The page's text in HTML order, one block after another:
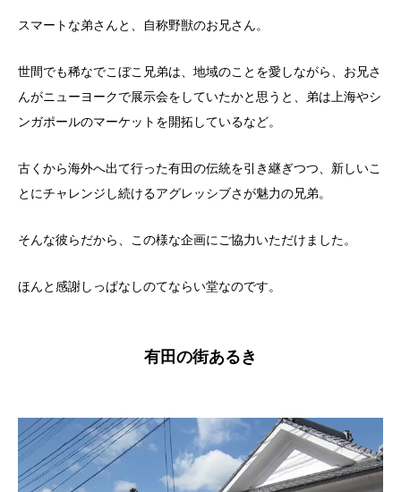
スマートな弟さんと、自称野獣のお兄さん。
世間でも稀なでこぼこ兄弟は、地域のことを愛しながら、お兄さ
んがニューヨークで展示会をしていたかと思うと、弟は上海やシ
ンガポールのマーケットを開拓しているなど。
古くから海外へ出て行った有田の伝統を引き継ぎつつ、新しいこ
とにチャレンジし続けるアグレッシブさが魅力の兄弟。
そんな彼らだから、この様な企画にご協力いただけました。
ほんと感謝しっぱなしのてならい堂なのです。
有田の街あるき